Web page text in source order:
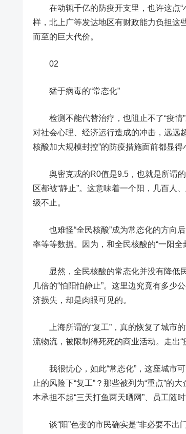
在动辄千亿的防疫开支里，也许这点“
样，北上广等发达地区有财政能力负担这
而至的巨大代价。
02
猛于病毒的“常态化”
检测不能代替治疗，也阻止不了“疫情”
对社会心理、经济运行造成的冲击，远远
核酸加大规模封控”的防疫措施面前都显得
奥密克戎的R0值是9.5，也就是所谓
区都被“静止”。这意味着一个阳，几百人
级不止。
也难怪“全民核酸”成为常态化的方向
率等等数据。因为，和全民核酸的“一阳全
显然，全民核酸的常态化并没有降低民
几倍的“怕阳怕静止”。这里边究竟有多少
济损失，却是肉眼可见的。
上海所谓的“复工”，真的恢复了城市
流物流，被限制得死死的商业活动。走出“
我很忧心，如此“常态化”，这座城市
止的风险下“复工”？那些被列为“重点”的
本承担不起“三天打鱼两天晒网”、员工随
谈“阳”色变的市民确实是“非必要不出